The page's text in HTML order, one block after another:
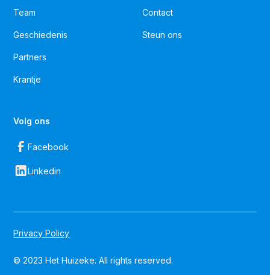
Team
Geschiedenis
Partners
Krantje
Contact
Steun ons
Volg ons
Facebook
Linkedin
© 2023 Het Huizeke. All rights reserved.
Privacy Policy